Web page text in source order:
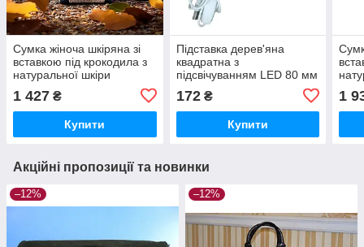
Сумка жіноча шкіряна зі
вставкою під крокодила з
натуральної шкіри
1 427 ₴
Купити
Підставка дерев'яна
квадратна з
підсвічуванням LED 80 мм
підсвічування RGB USB з
вимикачем
172₴
Купити
1
Акційні пропозиції та новинки
–12% –12%